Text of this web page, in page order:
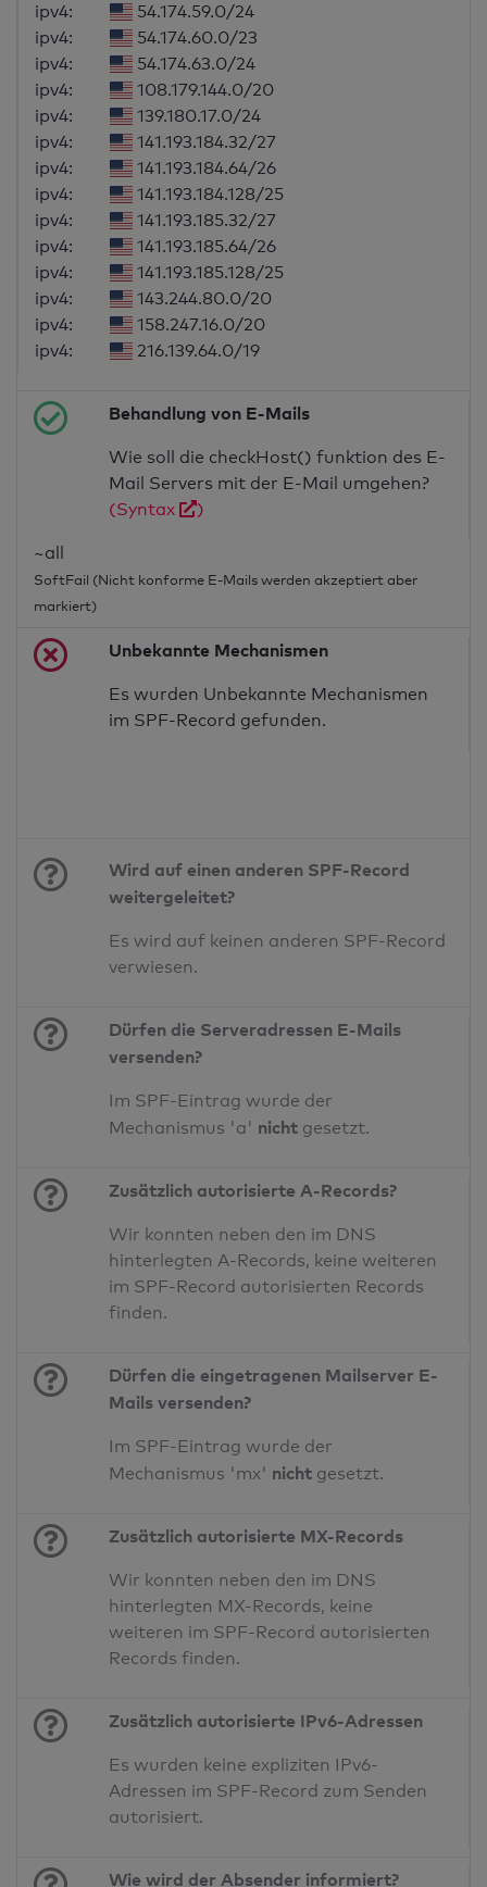
ipv4:
54.174.59.0/24
ipv4:
54.174.60.0/23
ipv4:
54.174.63.0/24
ipv4:
108.179.144.0/20
ipv4:
139.180.17.0/24
ipv4:
141.193.184.32/27
ipv4:
141.193.184.64/26
ipv4:
141.193.184.128/25
ipv4:
141.193.185.32/27
ipv4:
141.193.185.64/26
ipv4:
141.193.185.128/25
ipv4:
143.244.80.0/20
ipv4:
158.247.16.0/20
ipv4:
216.139.64.0/19
Behandlung von E-Mails
Wie soll die checkHost() funktion des E-
Mail Servers mit der E-Mail umgehen?
(Syntax
)
~all
SoftFail (Nicht konforme E-Mails werden akzeptiert aber
markiert)
Unbekannte Mechanismen
Es wurden Unbekannte Mechanismen
im SPF-Record gefunden.
Wird auf einen anderen SPF-Record
weitergeleitet?
Es wird auf keinen anderen SPF-Record
verwiesen.
Dürfen die Serveradressen E-Mails
versenden?
Im SPF-Eintrag wurde der
Mechanismus 'a' nicht gesetzt.
Zusätzlich autorisierte A-Records?
Wir konnten neben den im DNS
hinterlegten A-Records, keine weiteren
im SPF-Record autorisierten Records
finden.
Dürfen die eingetragenen Mailserver E-
Mails versenden?
Im SPF-Eintrag wurde der
Mechanismus 'mx' nicht gesetzt.
Zusätzlich autorisierte MX-Records
Wir konnten neben den im DNS
hinterlegten MX-Records, keine
weiteren im SPF-Record autorisierten
Records finden.
Zusätzlich autorisierte IPv6-Adressen
Es wurden keine expliziten IPv6-
Adressen im SPF-Record zum Senden
autorisiert.
Wie wird der Absender informiert?